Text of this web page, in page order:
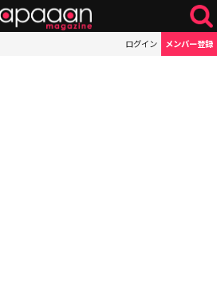
ログイン メンバー登録